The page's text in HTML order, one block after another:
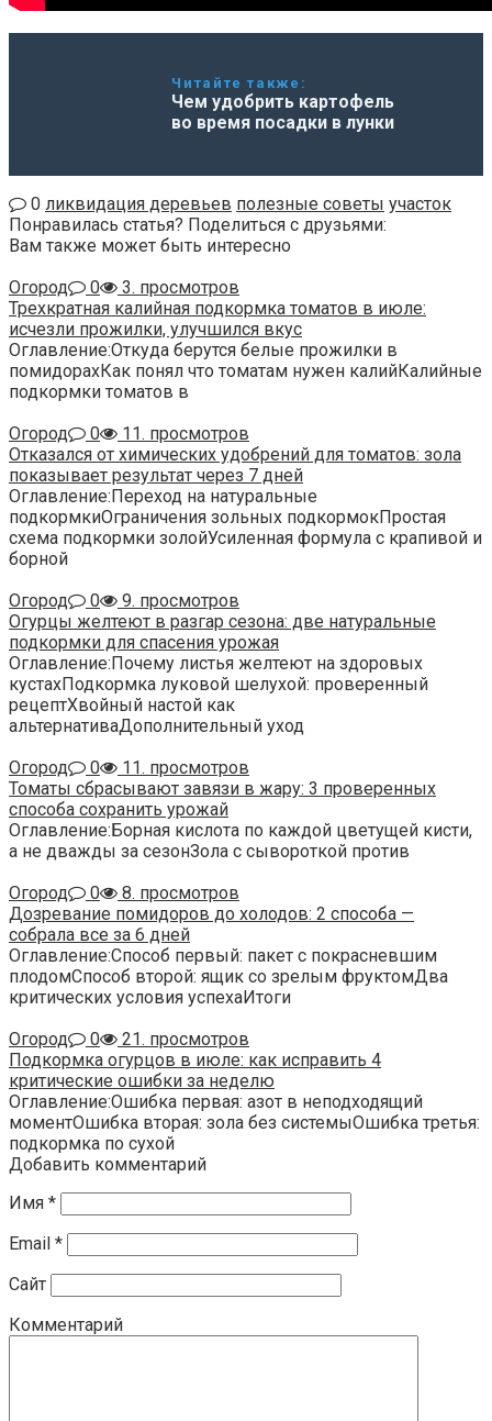
Читайте также:
Чем удобрить картофель
во время посадки в лунки
0 ликвидация деревьев полезные советы участок
Понравилась статья? Поделиться с друзьями:
Вам также может быть интересно
Огород
0
3. просмотров
Трехкратная калийная подкормка томатов в июле:
исчезли прожилки, улучшился вкус
Оглавление:Откуда берутся белые прожилки в
помидорахКак понял что томатам нужен калийКалийные
подкормки томатов в
Огород
0
11. просмотров
Отказался от химических удобрений для томатов: зола
показывает результат через 7 дней
Оглавление:Переход на натуральные
подкормкиОграничения зольных подкормокПростая
схема подкормки золойУсиленная формула с крапивой и
борной
Огород
0
9. просмотров
Огурцы желтеют в разгар сезона: две натуральные
подкормки для спасения урожая
Оглавление:Почему листья желтеют на здоровых
кустахПодкормка луковой шелухой: проверенный
рецептХвойный настой как
альтернативаДополнительный уход
Огород
0
11. просмотров
Томаты сбрасывают завязи в жару: 3 проверенных
способа сохранить урожай
Оглавление:Борная кислота по каждой цветущей кисти,
а не дважды за сезонЗола с сывороткой против
Огород
0
8. просмотров
Дозревание помидоров до холодов: 2 способа —
собрала все за 6 дней
Оглавление:Способ первый: пакет с покрасневшим
плодомСпособ второй: ящик со зрелым фруктомДва
критических условия успехаИтоги
Огород
0
21. просмотров
Подкормка огурцов в июле: как исправить 4
критические ошибки за неделю
Оглавление:Ошибка первая: азот в неподходящий
моментОшибка вторая: зола без системыОшибка третья:
подкормка по сухой
Добавить комментарий
Имя *
Email *
Сайт
Комментарий